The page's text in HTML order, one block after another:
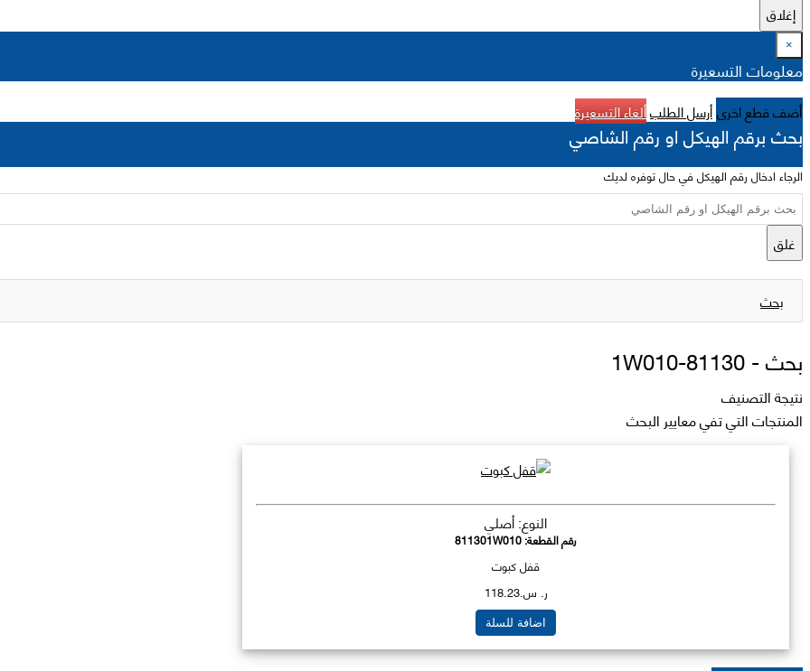
إغلاق
×
معلومات التسعيرة
أضف قطع اخرىأرسل الطلبألغاء التسعيرة
بحث برقم الهيكل او رقم الشاصي
الرجاء ادخال رقم الهيكل في حال توفره لديك
غلق
بحث
بحث -81130-1W010
نتيجة التصنيف
المنتجات التي تفي معايير البحث
النوع: أصلي
رقم القطعة:811301W010
قفل كبوت
ر. س.118.23
اضافة للسلة